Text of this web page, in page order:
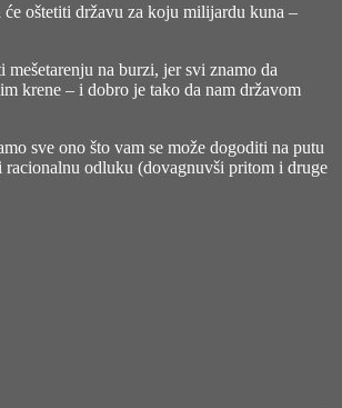
oštetiti državu za koju milijardu kuna –
na burzi, jer svi znamo da
krene – i dobro je tako da nam državom
sve ono što vam se može dogoditi na putu
racionalnu odluku (dovagnuvši pritom i druge